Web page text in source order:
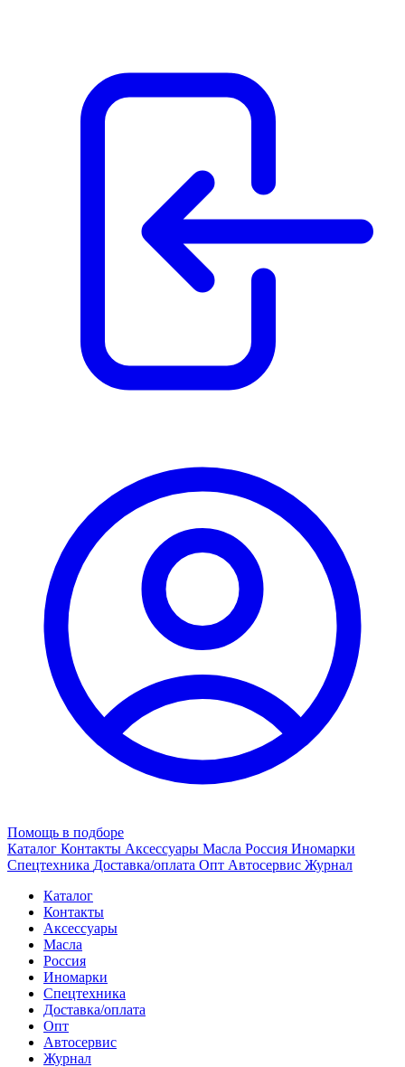
Помощь в подборе
Каталог Контакты Аксессуары Масла Россия Иномарки
Спецтехника Доставка/оплата Опт Автосервис Журнал
Каталог
Контакты
Аксессуары
Масла
Россия
Иномарки
Спецтехника
Доставка/оплата
Опт
Автосервис
Журнал